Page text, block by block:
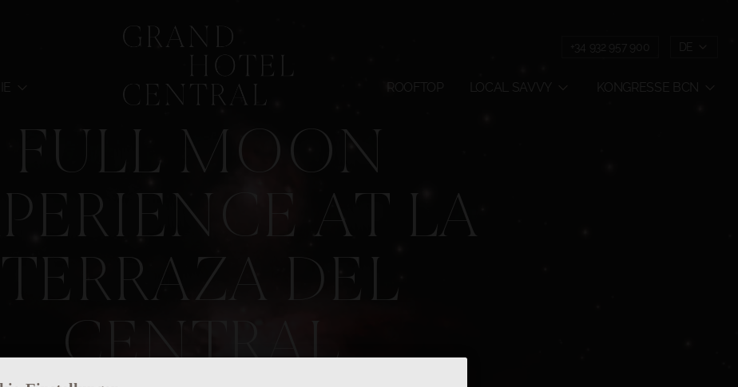
+34 932 957 900
ROOFTOP LOCAL SAVVY KONGRESSE BCN
FULL MOON
AT LA
TERRAZA DEL
CENTRAL